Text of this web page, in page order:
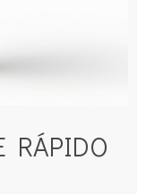
RÁPIDO